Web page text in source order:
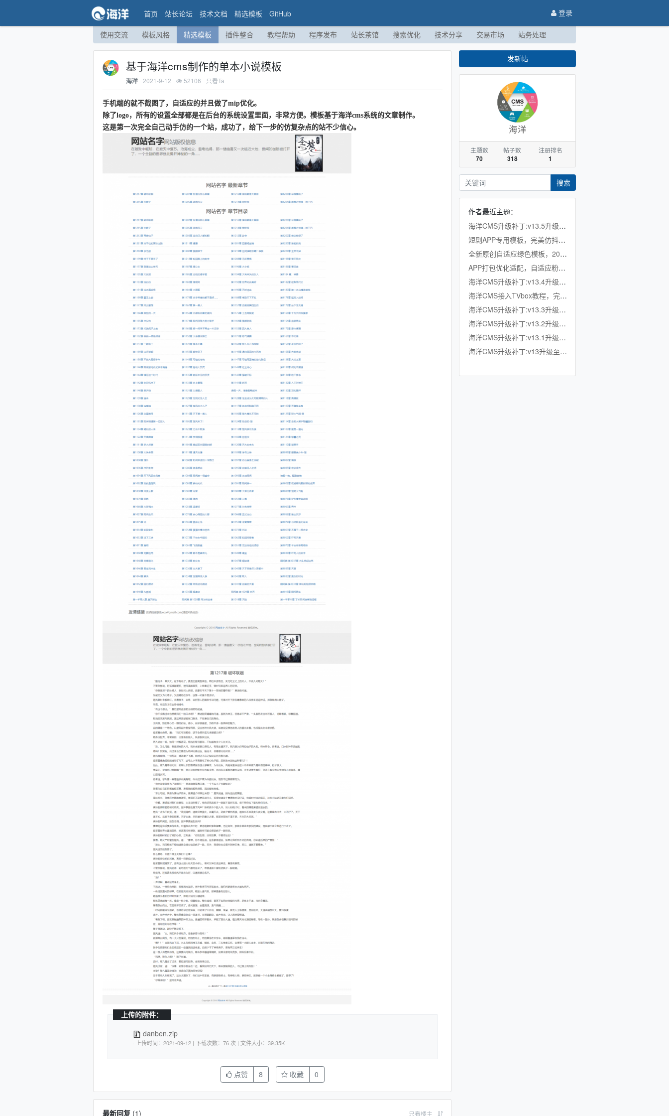
首页 站长论坛 技术文档 精选模板 GitHub 登录
使用交流 模板风格 精选模板 插件整合 教程帮助 程序发布 站长茶馆 搜索优化 技术分享 交易市场 站务处理
基于海洋cms制作的单本小说模板
海洋 2021-9-12 52106 只看Ta
手机端的就不截图了，自适应的并且做了mip优化。
除了logo，所有的设置全部都是在后台的系统设置里面，非常方便。模板基于海洋cms系统的文章制作。
这是第一次完全自己动手仿的一个站，成功了，给下一步的仿复杂点的站不少信心。
上传的附件：
danben.zip
· 上传时间：2021-09-12 | 下载次数：76 次 | 文件大小：39.35K
点赞 8 收藏 0
最新回复(1) 只看楼主
发新帖
海洋
主题数
70
帖子数
318
注册排名
1
搜索
作者最近主题：
海洋CMS升级补丁:v13.5升级至v13.6
短剧APP专用模板，完美仿抖音竖屏短剧模板，滑动上下集，点赞收藏
全新原创自适应绿色模板，200K超小体积，加强版播放记录、搜索历史模块
APP打包优化适配，自适应粉色模板，小体积秒加载，模拟app动画效果，适合X
海洋CMS升级补丁:v13.4升级至v13.5
海洋CMS接入TVbox教程，完美适配TVbox，影视仓，OK影视等软件
海洋CMS升级补丁:v13.3升级至v13.4
海洋CMS升级补丁:v13.2升级至v13.3
海洋CMS升级补丁:v13.1升级至v13.2
海洋CMS升级补丁:v13升级至v13.1